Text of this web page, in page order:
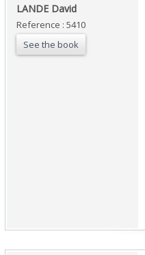
‎LANDE David‎
Reference : 5410
See the book